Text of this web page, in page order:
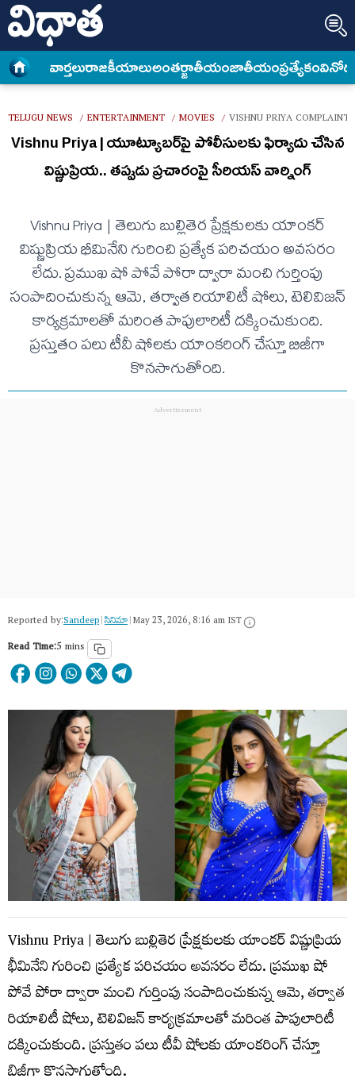
వార్త‌లురాజకీయాలుఅంత‌ర్జాతీయంజాతీయంప్రత్యేకం
TELUGU NEWS / ENTERTAINMENT / MOVIES / VISHNU PRIYA
Vishnu Priya | యూట్యూబర్‌పై పోలీసులకు ఫిర్యాదు చేసిన
విష్ణుప్రియ.. తప్పుడు ప్రచారంపై సీరియస్ వార్నింగ్
Vishnu Priya | తెలుగు బుల్లితెర ప్రేక్షకులకు యాంకర్
విష్ణుప్రియ భీమినేని గురించి ప్రత్యేక పరిచయం అవసరం
లేదు. ప్రముఖ షో పోవే పోరా ద్వారా మంచి గుర్తింపు
సంపాదించుకున్న ఆమె, తర్వాత రియాలిటీ షోలు, టెలివిజన్
కార్యక్రమాలతో మరింత పాపులారిటీ దక్కించుకుంది.
ప్రస్తుతం పలు టీవీ షోలకు యాంకరింగ్ చేస్తూ బిజీగా
కొనసాగుతోంది.
Reported by:Sandeep|సినిమా|May 23, 2026, 8:16 am IST
Read Time:5 mins
Vishnu Priya | తెలుగు బుల్లితెర ప్రేక్షకులకు యాంకర్ విష్ణుప్రియ
భీమినేని గురించి ప్రత్యేక పరిచయం అవసరం లేదు. ప్రముఖ షో
పోవే పోరా ద్వారా మంచి గుర్తింపు సంపాదించుకున్న ఆమె, తర్వాత
రియాలిటీ షోలు, టెలివిజన్ కార్యక్రమాలతో మరింత పాపులారిటీ
దక్కించుకుంది. ప్రస్తుతం పలు టీవీ షోలకు యాంకరింగ్ చేస్తూ
బిజీగా కొనసాగుతోంది.